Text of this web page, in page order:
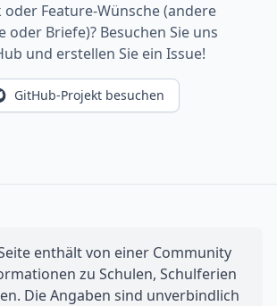
oder Feature-Wünsche (andere
oder Briefe)? Besuchen Sie uns
und erstellen Sie ein Issue!
GitHub-Projekt besuchen
enthält von einer Community
zu Schulen, Schulferien
Die Angaben sind unverbindlich